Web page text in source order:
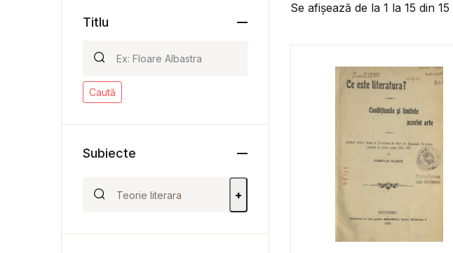
Se afișează de la 1 la 15 din 15
Titlu
Caută
Subiecte
+